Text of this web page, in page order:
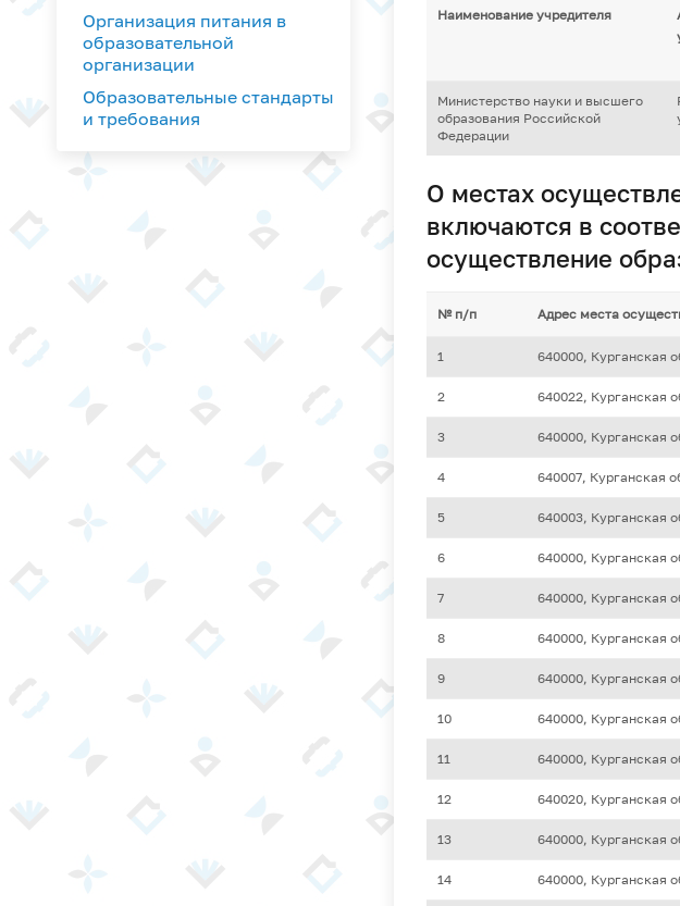
Организация питания в
образовательной
организации
Образовательные стандарты
и требования
Наименование учредителя
Министерство науки и высшего
образования Российской
Федерации
О местах
включаются в
осуществление
№ п/п Адрес места
1 640000, Курганская
2 640022, Курганская
3 640000, Курганская
4 640007, Курганская
5 640003, Курганская
6 640000, Курганская
7 640000, Курганская
8 640000, Курганская
9 640000, Курганская
10 640000, Курганская
11 640000, Курганская
12 640020, Курганская
13 640000, Курганская
14 640000, Курганская